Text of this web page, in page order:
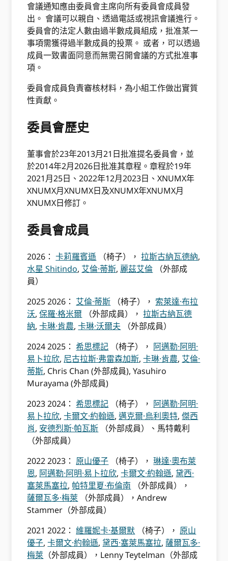
會議通知應由委員會主席向所有委員會成員發
出。 會議可以親自、透過電話或視訊會議進行。
委員會的法定人數由過半數成員組成，批准某一
事項需獲得過半數成員的投票。 或者，可以透過
成員一致書面同意而無需召開會議的方式批准事
項。
委員會成員負責審核材料，為小組工作做出實質
性貢獻。
委員會歷史
董事會於23年2013月21日批准提名委員會，並
於2014年2月2026日批准其章程。章程於19年
2021月25日、2022年12月2023日、XNUMX年
XNUMX月XNUMX日及XNUMX年XNUMX月
XNUMX日修訂。
委員會成員
2026：卡莉羅賓遜 （椅子），拉斯古納瓦德納,
水星 Shitindo, 艾倫·蒂斯, 麗茲艾倫 （外部成
員）
2025 2026： 艾倫·蒂斯 （椅子）， 索萊達·布拉
沃,保羅·格米爾 （外部成員），拉斯古納瓦德
納,卡琳·肯農,卡琳·沃爾夫 （外部成員）
2024 2025：希思標記 （椅子）， 阿邁勒·阿明·
易卜拉欣, 尼古拉斯·弗雷森加斯,卡琳·肯農, 艾倫·
蒂斯, Chris Chan (外部成員), Yasuhiro
Murayama (外部成員)
2023 2024：希思標記 （椅子）， 阿邁勒·阿明·
易卜拉欣,卡爾文·約翰遜,邁克爾·烏利奧特,傑西
肖, 安德烈斯·帕瓦斯 （外部成員）、馬特戴利
（外部成員）
2022 2023： 原山優子 （椅子），琳達·奧布萊
恩, 阿邁勒·阿明·易卜拉欣,卡爾文·約翰遜,黛西·
塞萊馬塞拉, 帕特里夏·布倫南 （外部成員），
薩爾瓦多·梅萊 （外部成員），Andrew
Stammer（外部成員）
2021 2022：維羅妮卡·基爾默 （椅子）， 原山
優子,卡爾文·約翰遜,黛西·塞萊馬塞拉, 薩爾瓦多·
梅萊 （外部成員），Lenny Teytelman（外部成